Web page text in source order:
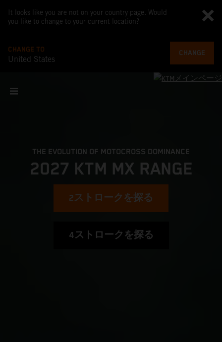
It looks like you are not on your country page. Would
you like to change to your current location?
CHANGE TO
United States
CHANGE
THE EVOLUTION OF MOTOCROSS DOMINANCE
2027 KTM MX RANGE
2ストロークを探る
4ストロークを探る